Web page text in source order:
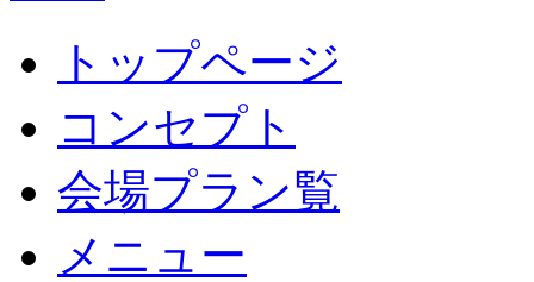
トップページ
コンセプト
会場プラン覧
メニュー